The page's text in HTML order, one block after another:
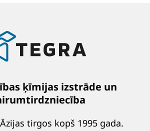
ķīmijas izstrāde un
tirgos kopš 1995 gada.